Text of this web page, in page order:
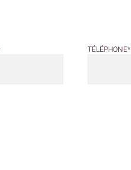
TÉLÉPHONE*